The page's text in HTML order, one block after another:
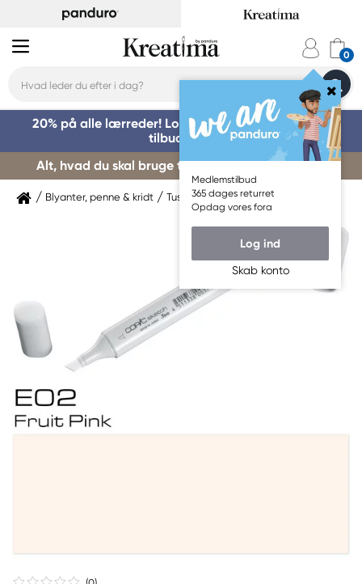
Medlemstilbud
365 dages returret
Opdag vores fora
Log ind
Skab konto
20% på alle lærreder! Log på for at benytte dig af
tilbuddet »
Alt, hvad du skal bruge til kursusstart – køb her »
Blyanter, penne & kridt Tuschpenne & markers